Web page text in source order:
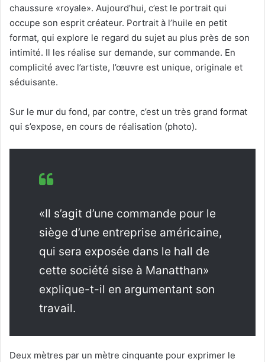
chaussure «royale». Aujourd’hui, c’est le portrait qui
occupe son esprit créateur. Portrait à l’huile en petit
format, qui explore le regard du sujet au plus près de son
intimité. Il les réalise sur demande, sur commande. En
complicité avec l’artiste, l’œuvre est unique, originale et
séduisante.
Sur le mur du fond, par contre, c’est un très grand format
qui s’expose, en cours de réalisation (photo).
«Il s’agit d’une commande pour le
siège d’une entreprise américaine,
qui sera exposée dans le hall de
cette société sise à Manatthan»
explique-t-il en argumentant son
travail.
Deux mètres par un mètre cinquante pour exprimer le